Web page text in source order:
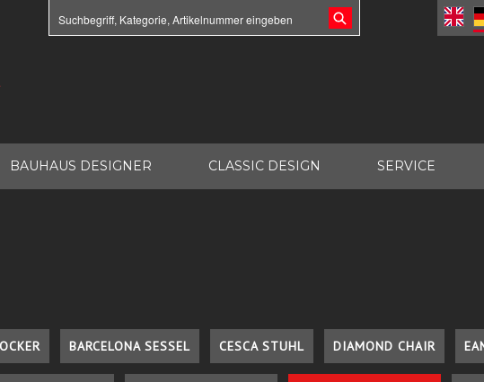
BAUHAUS DESIGNER CLASSIC DESIGN SERVICE
BARCELONA SESSEL CESCA STUHL DIAMOND CHAIR